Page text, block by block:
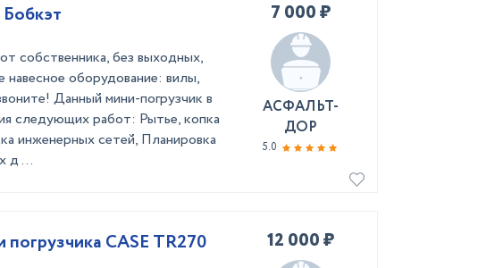
собственника, без выходных,
оборудование: вилы,
Данный мини-погрузчик в
следующих работ: Рытье, копка
инженерных сетей, Планировка
д ...
7 000 ₽
АСФАЛЬТ-
ДОР
5.0
CASE TR270 12 000 ₽